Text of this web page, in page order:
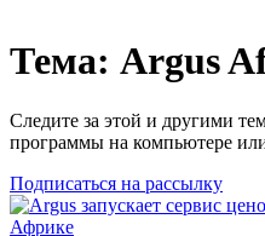
Тема: Argus
Следите за этой и другими
программы на компьютере
Подписаться на рассылку